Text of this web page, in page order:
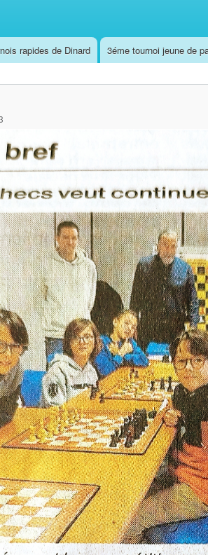
rapides de Dinard 3éme tournoi jeune de